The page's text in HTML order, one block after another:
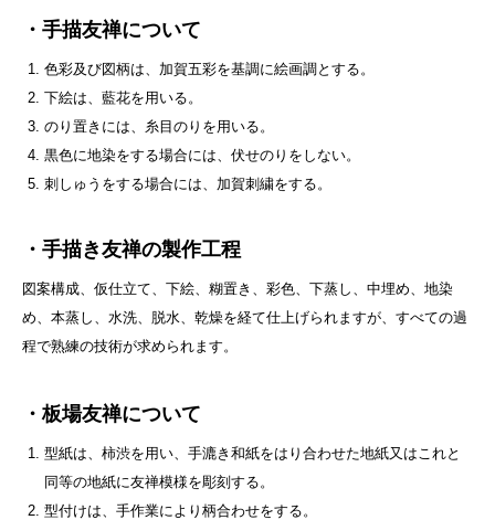
・手描友禅について
色彩及び図柄は、加賀五彩を基調に絵画調とする。
下絵は、藍花を用いる。
のり置きには、糸目のりを用いる。
黒色に地染をする場合には、伏せのりをしない。
刺しゅうをする場合には、加賀刺繍をする。
・手描き友禅の製作工程
図案構成、仮仕立て、下絵、糊置き、彩色、下蒸し、中埋め、地染
め、本蒸し、水洗、脱水、乾燥を経て仕上げられますが、すべての過
程で熟練の技術が求められます。
・板場友禅について
型紙は、柿渋を用い、手漉き和紙をはり合わせた地紙又はこれと
同等の地紙に友禅模様を彫刻する。
型付けは、手作業により柄合わせをする。